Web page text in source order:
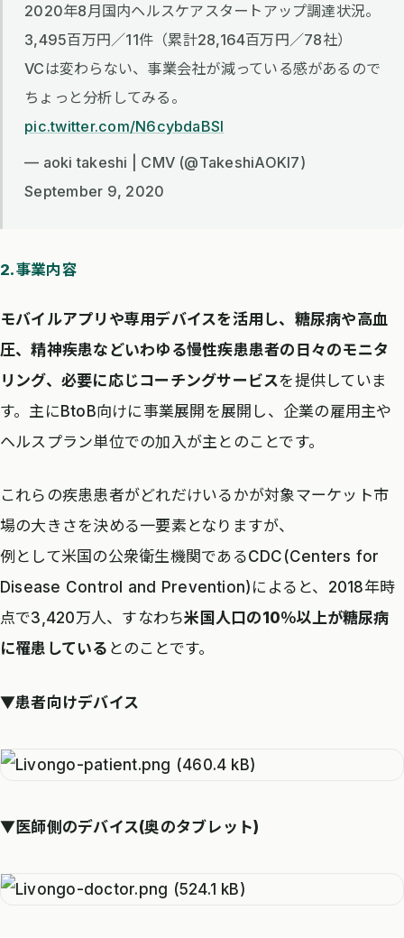
2020年8月国内ヘルスケアスタートアップ調達状況。
3,495百万円／11件（累計28,164百万円／78社）
VCは変わらない、事業会社が減っている感があるので
ちょっと分析してみる。
pic.twitter.com/N6cybdaBSI
— aoki takeshi | CMV (@TakeshiAOKI7)
September 9, 2020
2.事業内容
モバイルアプリや専用デバイスを活用し、糖尿病や高血
圧、精神疾患などいわゆる慢性疾患患者の日々のモニタ
リング、必要に応じコーチングサービスを提供していま
す。主にBtoB向けに事業展開を展開し、企業の雇用主や
ヘルスプラン単位での加入が主とのことです。
これらの疾患患者がどれだけいるかが対象マーケット市
場の大きさを決める一要素となりますが、
例として米国の公衆衛生機関であるCDC(Centers for
Disease Control and Prevention)によると、2018年時
点で3,420万人、すなわち米国人口の10％以上が糖尿病
に罹患している とのことです。
▼患者向けデバイス
▼医師側のデバイス(奥のタブレット)